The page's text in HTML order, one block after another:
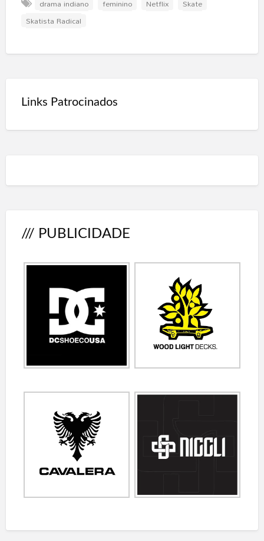
drama indiano feminino Netflix
Skate
Skatista Radical
Links Patrocinados
/// PUBLICIDADE